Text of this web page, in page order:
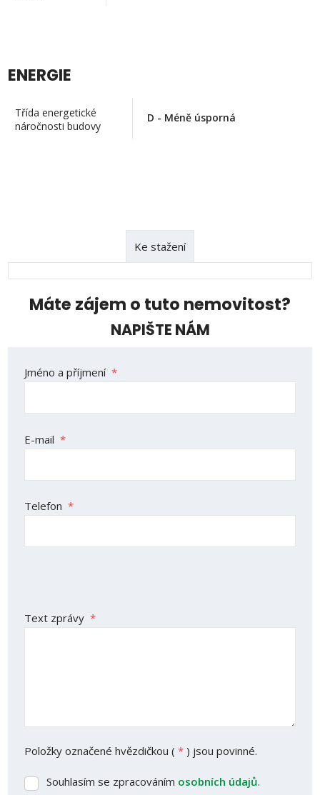
ENERGIE
Třída energetické
náročnosti budovy
D - Méně úsporná
Ke stažení
Máte zájem o tuto nemovitost?
NAPIŠTE NÁM
Jméno a příjmení *
E-mail *
Telefon *
Text zprávy *
Položky označené hvězdičkou ( * ) jsou povinné.
Souhlasím
Souhlasím se zpracováním osobních údajů.
Formulář
nepodařilo